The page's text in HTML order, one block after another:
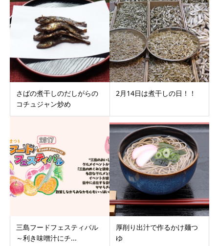
さばの煮干しのだしがらの
コチュジャン炒め
2月14日は煮干しの日！！
三島フードフェスティバル
～利き味噌汁にチ...
厚削り出汁で作るかけ麺つ
ゆ